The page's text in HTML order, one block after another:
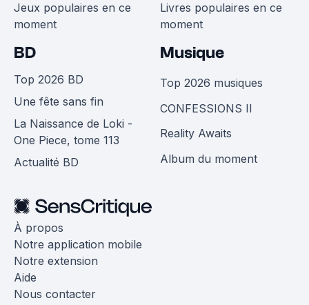
Jeux populaires en ce
moment
Livres populaires en ce
moment
BD
Top 2026 BD
Une fête sans fin
La Naissance de Loki -
One Piece, tome 113
Actualité BD
Musique
Top 2026 musiques
CONFESSIONS II
Reality Awaits
Album du moment
À propos
Notre application mobile
Notre extension
Aide
Nous contacter